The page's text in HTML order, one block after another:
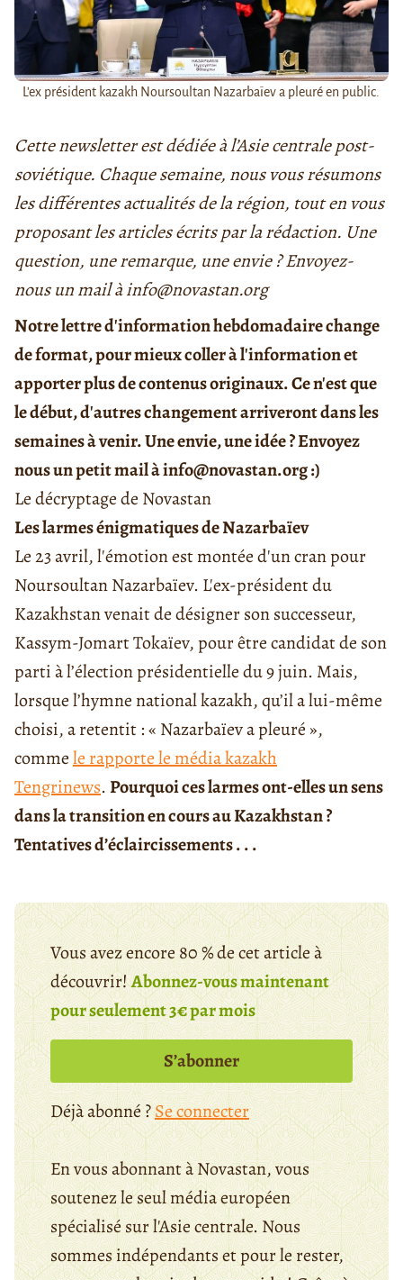
L'ex président kazakh Noursoultan Nazarbaïev a pleuré en public.
Cette newsletter est dédiée à l’Asie centrale post-
soviétique. Chaque semaine, nous vous résumons
les différentes actualités de la région, tout en vous
proposant les articles écrits par la rédaction. Une
question, une remarque, une envie ? Envoyez-
nous un mail à info@novastan.org
Notre lettre d'information hebdomadaire change
de format, pour mieux coller à l'information et
apporter plus de contenus originaux. Ce n'est que
le début, d'autres changement arriveront dans les
semaines à venir. Une envie, une idée ? Envoyez
nous un petit mail à info@novastan.org :)
Le décryptage de Novastan
Les larmes énigmatiques de Nazarbaïev
Le 23 avril, l'émotion est montée d'un cran pour
Noursoultan Nazarbaïev. L'ex-président du
Kazakhstan venait de désigner son successeur,
Kassym-Jomart Tokaïev, pour être candidat de son
parti à l’élection présidentielle du 9 juin. Mais,
lorsque l’hymne national kazakh, qu’il a lui-même
choisi, a retentit : « Nazarbaïev a pleuré »,
commele rapporte le média kazakh
Tengrinews.Pourquoi ces larmes ont-elles un sens
dans la transition en cours au Kazakhstan ?
Tentatives d’éclaircissements . . .
Vous avez encore 80 % de cet article à
découvrir!Abonnez-vous maintenant
pour seulement 3€ par mois
S’abonner
Déjà abonné ?Se connecter
En vous abonnant à Novastan, vous
soutenez le seul média européen
spécialisé sur l'Asie centrale. Nous
sommes indépendants et pour le rester,